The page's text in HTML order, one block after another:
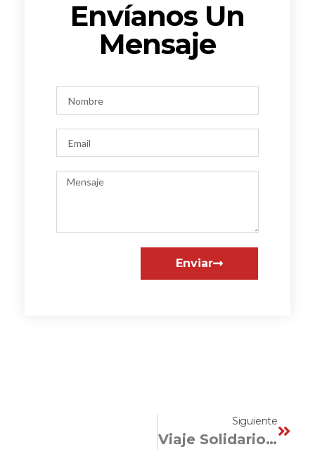
Envíanos Un
Mensaje
Enviar
Siguiente
Viaje Solidario Ecuador 2018